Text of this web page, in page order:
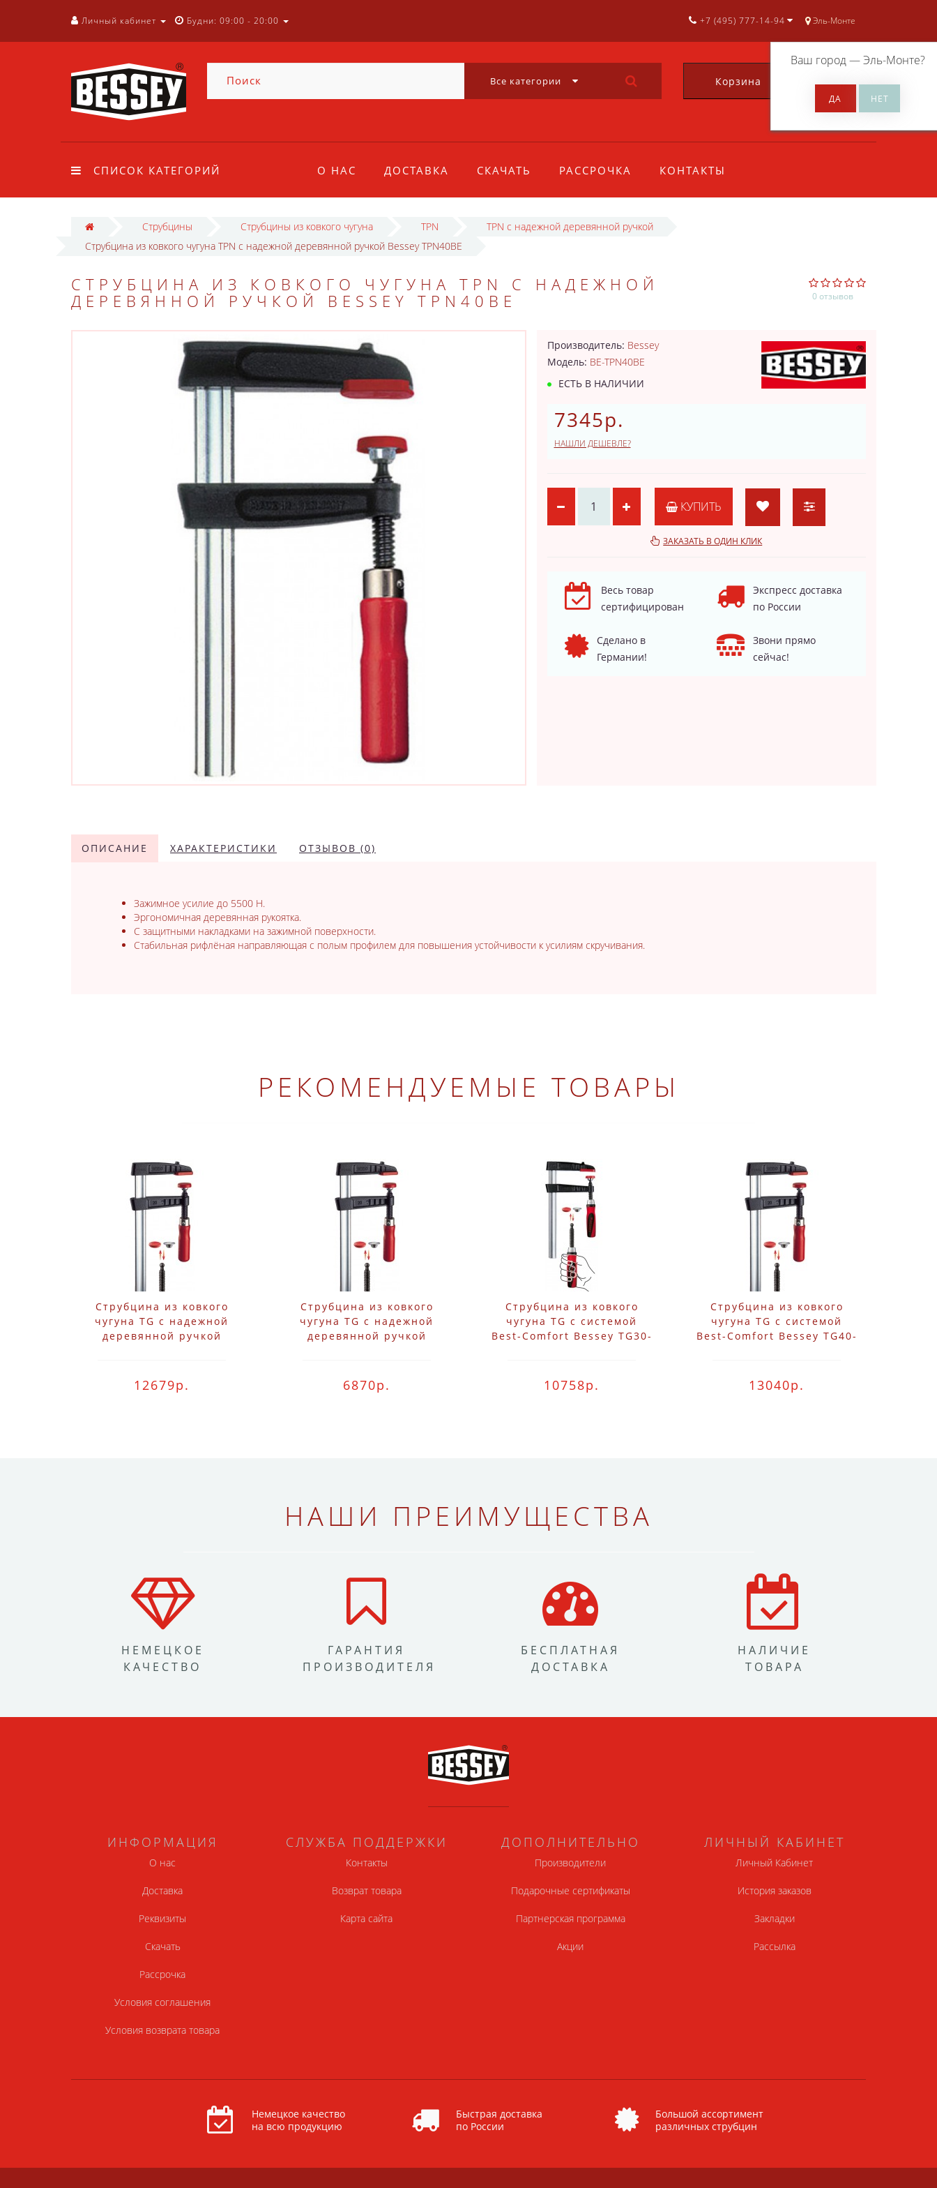
Личный кабинет Будни: 09:00 - 20:00 Эль-Монте
Ваш город —Эль-Монте?
+7 (495) 777-14-94
Все категории Корзина 0
СПИСОК КАТЕГОРИЙ О НАС ДОСТАВКА СКАЧАТЬ РАССРОЧКА КОНТАКТЫ
Струбцины Струбцины из ковкого чугуна TPN
TPN с надежной деревянной ручкой
Струбцина из ковкого чугуна TPN с надежной деревянной ручкой Bessey TPN40BE
СТРУБЦИНА ИЗ КОВКОГО ЧУГУНА TPN С НАДЕЖНОЙ
ДЕРЕВЯННОЙ РУЧКОЙ BESSEY TPN40BE
0 отзывов
Производитель: Bessey
Модель: BE-TPN40BE
ЕСТЬ В НАЛИЧИИ
7345р.
НАШЛИ ДЕШЕВЛЕ?
КУПИТЬ
ЗАКАЗАТЬ В ОДИН КЛИК
Весь товар
сертифицирован
Экспресс доставка
по России
Сделано в
Германии!
Звони прямо
сейчас!
ОПИСАНИЕ ХАРАКТЕРИСТИКИ ОТЗЫВОВ (0)
Зажимное усилие до 5500 Н.
Эргономичная деревянная рукоятка.
С защитными накладками на зажимной поверхности.
Стабильная рифлёная направляющая с полым профилем для повышения устойчивости к усилиям скручивания.
РЕКОМЕНДУЕМЫЕ ТОВАРЫ
Струбцина из ковкого
чугуна TG с надежной
деревянной ручкой
12679р.
Струбцина из ковкого
чугуна TG с надежной
деревянной ручкой
6870р.
Струбцина из ковкого
чугуна TG с системой
Best-Comfort Bessey TG30-
10758р.
Струбцина из ковкого
чугуна TG с системой
Best-Comfort Bessey TG40-
13040р.
НАШИ ПРЕИМУЩЕСТВА
НЕМЕЦКОЕ
КАЧЕСТВО
ГАРАНТИЯ
ПРОИЗВОДИТЕЛЯ
БЕСПЛАТНАЯ
ДОСТАВКА
НАЛИЧИЕ
ТОВАРА
ИНФОРМАЦИЯ
О нас
Доставка
Реквизиты
Скачать
Рассрочка
Условия соглашения
Условия возврата товара
СЛУЖБА ПОДДЕРЖКИ
Контакты
Возврат товара
Карта сайта
ДОПОЛНИТЕЛЬНО
Производители
Подарочные сертификаты
Партнерская программа
Акции
ЛИЧНЫЙ КАБИНЕТ
Личный Кабинет
История заказов
Закладки
Рассылка
Немецкое качество
на всю продукцию
Быстрая доставка
по России
Большой ассортимент
различных струбцин